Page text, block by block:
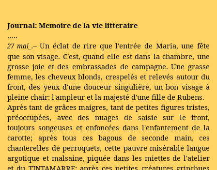
Journal: Memoire de la vie litteraire
…..
27 mai_.-- Un éclat de rire que l'entrée de Maria, une fête
que son visage. C'est, quand elle est dans la chambre, une
grosse joie et des embrassades de campagne. Une grasse
femme, les cheveux blonds, crespelés et relevés autour du
front, des yeux d'une douceur singulière, un bon visage à
pleine chair: l'ampleur et la majesté d'une fille de Rubens.
Après tant de grâces maigres, tant de petites figures tristes,
préoccupées, avec des nuages de saisie sur le front,
toujours songeuses et enfoncées dans l'enfantement de la
carotte; après tous ces bagous de seconde main, ces
chanterelles de perroquets, cette pauvre misérable langue
argotique et malsaine, piquée dans les miettes de l'atelier
et du TINTAMARRE; après ces petites créatures grinchues